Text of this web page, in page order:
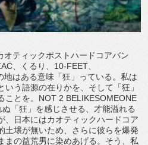
ティックポストハードコアバン
、くるり、10-FEET、
はある意味「狂」っている。私は
う語源の在りかを、そして「狂」
ことを。NOT 2 BELIKESOMEONE
「狂」を感じさせる、才能溢れる
、日本にはカオティックハードコア
土壌が無いため、さらに彼らを爆発
まの益荒男に染めあげる。そう、私